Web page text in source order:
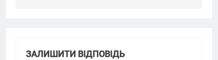
ЗАЛИШИТИ ВІДПОВІДЬ